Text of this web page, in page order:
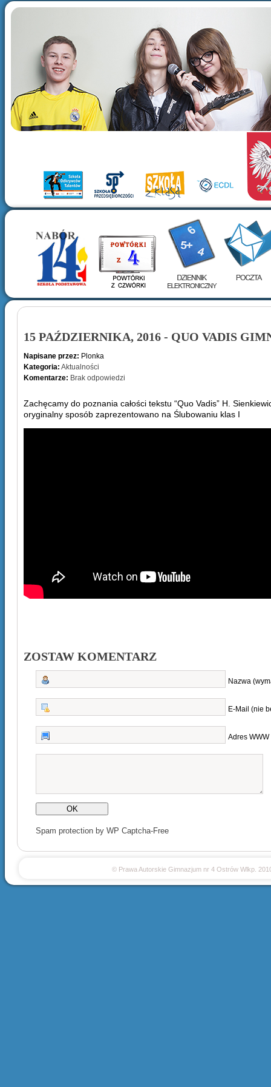
15 PAŹDZIERNIKA, 2016 - QUO VADIS
Napisane przez: Plonka
Kategoria: Aktualności
Komentarze: Brak odpowiedzi
Zachęcamy do poznania całości tekstu “Quo Vadis” H.
oryginalny sposób zaprezentowano na Ślubowaniu klas I
ZOSTAW KOMENTARZ
Nazwa
E-Mail (nie
Adres WWW
Spam protection by WP Captcha-Free
© Prawa Autorskie Gimnazjum nr 4 Ostrów Wlkp.